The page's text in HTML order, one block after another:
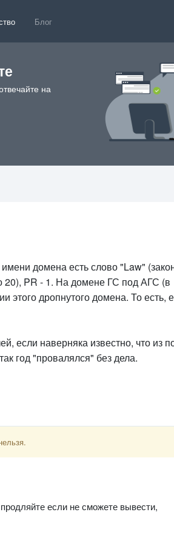
Блог
на
домена есть слово "Law"
20), PR - 1. На домене ГС под АГС (в
этого дропнутого домена. То есть,
если наверняка известно, что из
год "провалялся" без дела.
если не сможете вывести,